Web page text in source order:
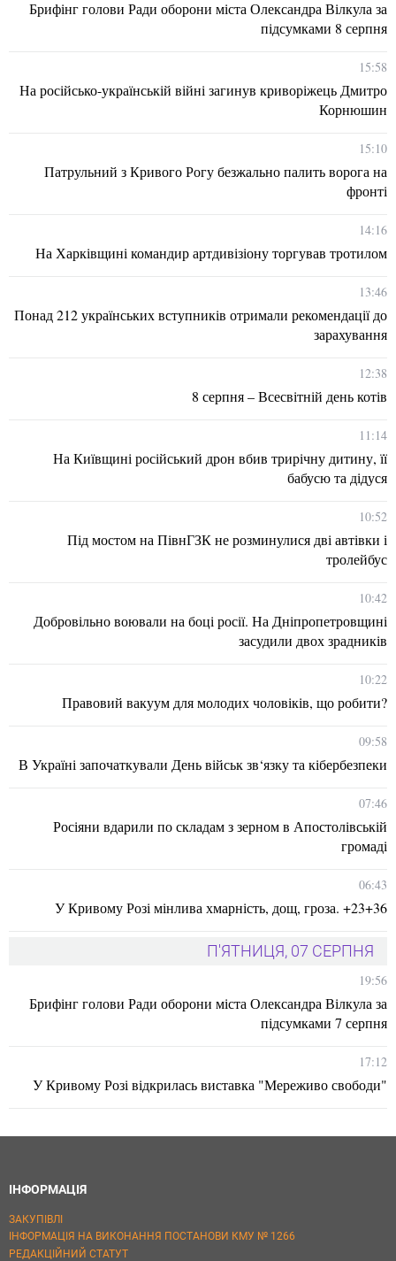
Брифінг голови Ради оборони міста Олександра Вілкула за
підсумками 8 серпня
15:58
На російсько-українській війні загинув криворіжець Дмитро
Корнюшин
15:10
Патрульний з Кривого Рогу безжально палить ворога на
фронті
14:16
На Харківщині командир артдивізіону торгував тротилом
13:46
Понад 212 українських вступників отримали рекомендації до
зарахування
12:38
8 серпня – Всесвітній день котів
11:14
На Київщині російський дрон вбив трирічну дитину, її
бабусю та дідуся
10:52
Під мостом на ПівнГЗК не розминулися дві автівки і
тролейбус
10:42
Добровільно воювали на боці росії. На Дніпропетровщині
засудили двох зрадників
10:22
Правовий вакуум для молодих чоловіків, що робити?
09:58
В Україні започаткували День військ зв‘язку та кібербезпеки
07:46
Росіяни вдарили по складам з зерном в Апостолівській
громаді
06:43
У Кривому Розі мінлива хмарність, дощ, гроза. +23+36
П'ЯТНИЦЯ, 07 СЕРПНЯ
19:56
Брифінг голови Ради оборони міста Олександра Вілкула за
підсумками 7 серпня
17:12
У Кривому Розі відкрилась виставка "Мереживо свободи"
ІНФОРМАЦІЯ
ЗАКУПІВЛІ
ІНФОРМАЦІЯ НА ВИКОНАННЯ ПОСТАНОВИ КМУ № 1266
РЕДАКЦІЙНИЙ СТАТУТ